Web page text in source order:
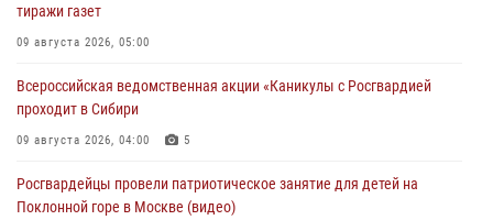
тиражи газет
09 августа 2026, 05:00
Всероссийская ведомственная акции «Каникулы с Росгвардией
проходит в Сибири
09 августа 2026, 04:00 5
Росгвардейцы провели патриотическое занятие для детей на
Поклонной горе в Москве (видео)